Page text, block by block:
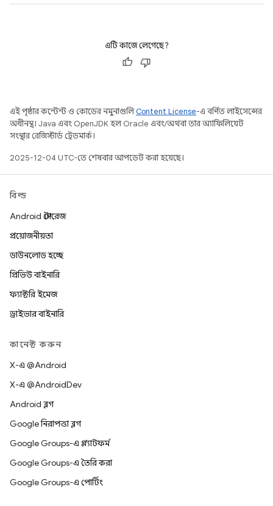
এটি কাজে লেগেছে?
এই পৃষ্ঠার কন্টেন্ট ও কোডের নমুনাগুলিContent License-এ বর্ণিত লাইসেন্সের
অধীনস্থ। Java এবং OpenJDK হল Oracle এবং/অথবা তার অ্যাফিলিয়েট
সংস্থার রেজিস্টার্ড ট্রেডমার্ক।
2025-12-04 UTC-তে শেষবার আপডেট করা হয়েছে।
বিল্ড
Android স্টোরেজ
প্রয়োজনীয়তা
ডাউনলোড হচ্ছে
প্রিভিউ বাইনারি
ফ্যাক্টরি ইমেজ
ড্রাইভার বাইনারি
কানেক্ট করুন
X-এ @Android
X-এ @AndroidDev
Android ব্লগ
Google নিরাপত্তা ব্লগ
Google Groups-এ প্ল্যাটফর্ম
Google Groups-এ তৈরি করা
Google Groups-এ পোর্টিং